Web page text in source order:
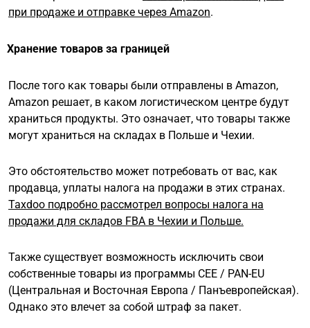
при продаже и отправке через Amazon.
Хранение товаров за границей
После того как товары были отправлены в Amazon,
Amazon решает, в каком логистическом центре будут
храниться продукты. Это означает, что товары также
могут храниться на складах в Польше и Чехии.
Это обстоятельство может потребовать от вас, как
продавца, уплаты налога на продажи в этих странах.
Taxdoo подробно рассмотрел вопросы налога на
продажи для складов FBA в Чехии и Польше.
Также существует возможность исключить свои
собственные товары из программы CEE / PAN-EU
(Центральная и Восточная Европа / Панъевропейская).
Однако это влечет за собой штраф за пакет.